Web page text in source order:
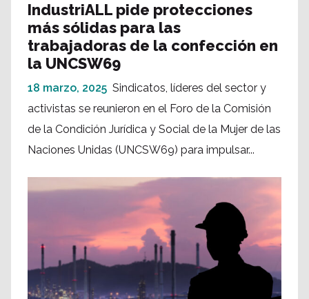
IndustriALL pide protecciones
más sólidas para las
trabajadoras de la confección en
la UNCSW69
18 marzo, 2025 Sindicatos, líderes del sector y
activistas se reunieron en el Foro de la Comisión
de la Condición Jurídica y Social de la Mujer de las
Naciones Unidas (UNCSW69) para impulsar...